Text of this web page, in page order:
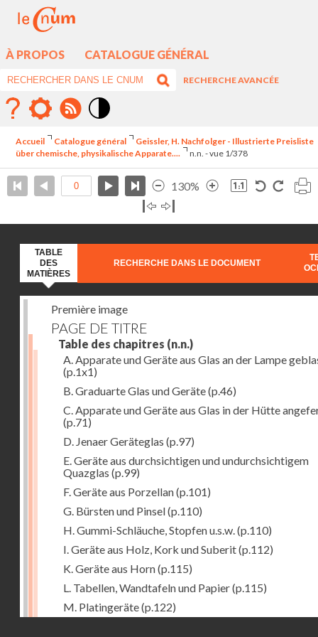
À PROPOS CATALOGUE GÉNÉRAL
RECHERCHE AVANCÉE
élévé
Accueil Catalogue général
Geissler, H. Nachfolger - Illustrierte Preisliste
über chemische, physikalische Apparate....
n.n. - vue 1/378
130%
TABLE
DES
MATIÈRES
RECHERCHE DANS LE DOCUMENT
Première image
PAGE DE TITRE
Table des chapitres (n.n.)
A. Apparate und Geräte aus Glas an der Lampe
(p.1x1)
B. Graduarte Glas und Geräte(p.46)
C. Apparate und Geräte aus Glas in der Hütte
(p.71)
D. Jenaer Geräteglas (p.97)
E. Geräte aus durchsichtigen und undurchsichtigem
Quazglas (p.99)
F. Geräte aus Porzellan(p.101)
G. Bürsten und Pinsel(p.110)
H. Gummi-Schläuche, Stopfen u.s.w. (p.110)
I. Geräte aus Holz, Kork und Suberit(p.112)
K. Geräte aus Horn(p.115)
L. Tabellen, Wandtafeln und Papier(p.115)
M. Platingeräte(p.122)